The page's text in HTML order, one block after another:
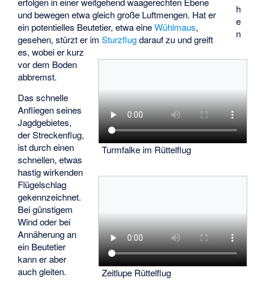
h
e
n
Turmfalke im Rüttelflug
Zeitlupe Rüttelflug
und bewegen etwa gleich große Luftmengen. Hat er
ein potentielles Beutetier, etwa eineWühlmaus,
gesehen, stürzt er imSturzflugdarauf zu und greift
es, wobei er kurz
vor dem Boden
abbremst.
Das schnelle
Anfliegen seines
Jagdgebietes,
der Streckenflug,
ist durch einen
schnellen, etwas
hastig wirkenden
Flügelschlag
gekennzeichnet.
Bei günstigem
Wind oder bei
Annäherung an
ein Beutetier
kann er aber
auch gleiten.